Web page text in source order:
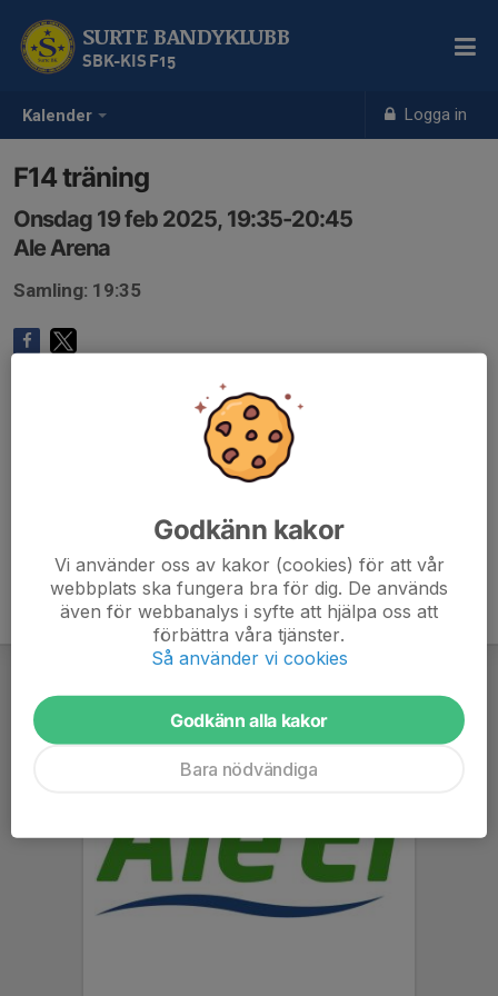
Kalender Logga in
SURTE BANDYKLUBB
SBK-KIS F15
F14 träning
Onsdag 19 feb 2025, 19:35-20:45
Ale Arena
Samling: 19:35
Godkänn kakor
Vi använder oss av kakor (cookies) för att vår
webbplats ska fungera bra för dig. De används
även för webbanalys i syfte att hjälpa oss att
förbättra våra tjänster.
Så använder vi cookies
Godkänn alla kakor
Bara nödvändiga